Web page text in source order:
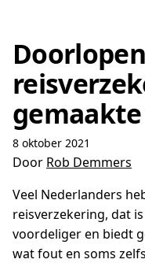
8 oktober 2021
Door Rob Demmers
Veel Nederlanders
reisverzekering, dat
voordeliger en biedt
wat fout en soms